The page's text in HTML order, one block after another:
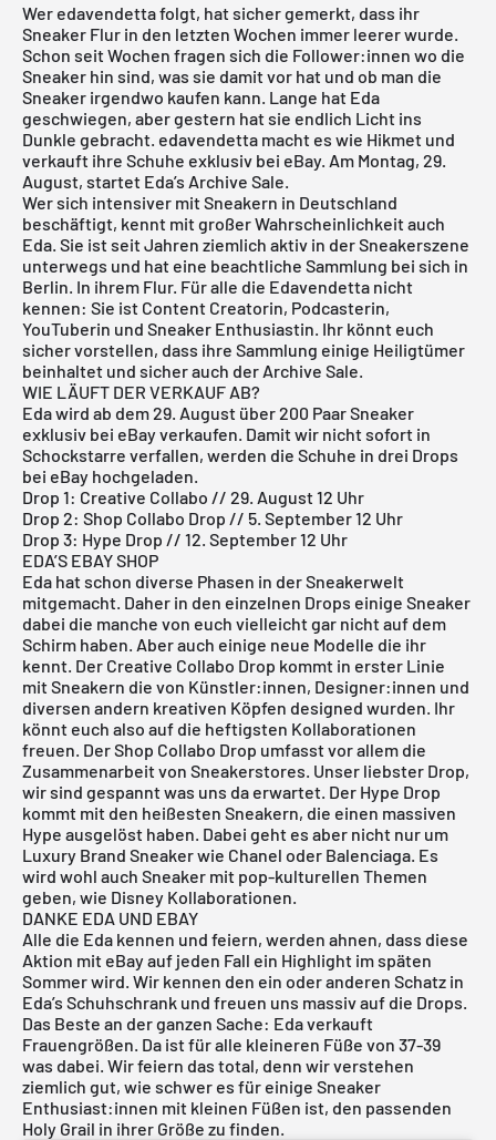
Wer edavendettafolgt, hat sicher gemerkt, dass ihr
Sneaker Flur in den letzten Wochen immer leerer wurde.
Schon seit Wochen fragen sich die Follower:innen wo die
Sneaker hin sind, was sie damit vor hat und ob man die
Sneaker irgendwo kaufen kann. Lange hat Eda
geschwiegen, aber gestern hat sie endlich Licht ins
Dunkle gebracht. edavendetta macht es wie Hikmet und
verkauft ihre Schuhe exklusiv bei eBay. Am Montag, 29.
August, startet Eda’s Archive Sale.
Wer sich intensiver mit Sneakern in Deutschland
beschäftigt, kennt mit großer Wahrscheinlichkeit auch
Eda. Sie ist seit Jahren ziemlich aktiv in der Sneakerszene
unterwegs und hat eine beachtliche Sammlung bei sich in
Berlin. In ihrem Flur. Für alle die Edavendetta nicht
kennen: Sie ist Content Creatorin, Podcasterin,
YouTuberin und Sneaker Enthusiastin. Ihr könnt euch
sicher vorstellen, dass ihre Sammlung einige Heiligtümer
beinhaltet und sicher auch der Archive Sale.
WIE LÄUFT DER VERKAUF AB?
Eda wird ab dem 29. August über 200 Paar Sneaker
exklusiv bei eBay verkaufen. Damit wir nicht sofort in
Schockstarre verfallen, werden die Schuhe in drei Drops
bei eBay hochgeladen.
Drop 1: Creative Collabo // 29. August 12 Uhr
Drop 2: Shop Collabo Drop // 5. September 12 Uhr
Drop 3: Hype Drop // 12. September 12 Uhr
EDA’S EBAY SHOP
Eda hat schon diverse Phasen in der Sneakerwelt
mitgemacht. Daher in den einzelnen Drops einige Sneaker
dabei die manche von euch vielleicht gar nicht auf dem
Schirm haben. Aber auch einige neue Modelle die ihr
kennt. Der Creative Collabo Drop kommt in erster Linie
mit Sneakern die von Künstler:innen, Designer:innen und
diversen andern kreativen Köpfen designed wurden. Ihr
könnt euch also auf die heftigsten Kollaborationen
freuen. Der Shop Collabo Drop umfasst vor allem die
Zusammenarbeit von Sneakerstores. Unser liebster Drop,
wir sind gespannt was uns da erwartet. Der Hype Drop
kommt mit den heißesten Sneakern, die einen massiven
Hype ausgelöst haben. Dabei geht es aber nicht nur um
Luxury Brand Sneaker wie Chanel oder Balenciaga. Es
wird wohl auch Sneaker mit pop-kulturellen Themen
geben, wie Disney Kollaborationen.
DANKE EDA UND EBAY
Alle die Eda kennen und feiern, werden ahnen, dass diese
Aktion mit eBay auf jeden Fall ein Highlight im späten
Sommer wird. Wir kennen den ein oder anderen Schatz in
Eda’s Schuhschrank und freuen uns massiv auf die Drops.
Das Beste an der ganzen Sache: Eda verkauft
Frauengrößen. Da ist für alle kleineren Füße von 37-39
was dabei. Wir feiern das total, denn wir verstehen
ziemlich gut, wie schwer es für einige Sneaker
Enthusiast:innen mit kleinen Füßen ist, den passenden
Holy Grail in ihrer Größe zu finden.